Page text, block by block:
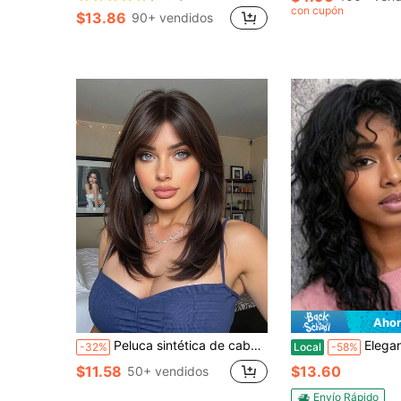
$13.86 90+ vendidos con cupón
-32% Peluca sintética de cabello liso y en capas de color marrón oscuro de 18 pulgadas de largo con flequillo para uso diario y de fiesta para mujeres
$11.58 50+ vendidos
Local -58% Elegante peluca rizada negra de 18 pulgadas con flequillo: fibra sintética resistente al calor,
$13.60
Envío Rápido